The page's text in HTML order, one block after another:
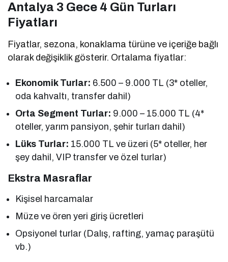
Antalya 3 Gece 4 Gün Turları
Fiyatları
Fiyatlar, sezona, konaklama türüne ve içeriğe bağlı
olarak değişiklik gösterir. Ortalama fiyatlar:
Ekonomik Turlar: 6.500 – 9.000 TL (3* oteller,
oda kahvaltı, transfer dahil)
Orta Segment Turlar: 9.000 – 15.000 TL (4*
oteller, yarım pansiyon, şehir turları dahil)
Lüks Turlar: 15.000 TL ve üzeri (5* oteller, her
şey dahil, VIP transfer ve özel turlar)
Ekstra Masraflar
Kişisel harcamalar
Müze ve ören yeri giriş ücretleri
Opsiyonel turlar (Dalış, rafting, yamaç paraşütü
vb.)